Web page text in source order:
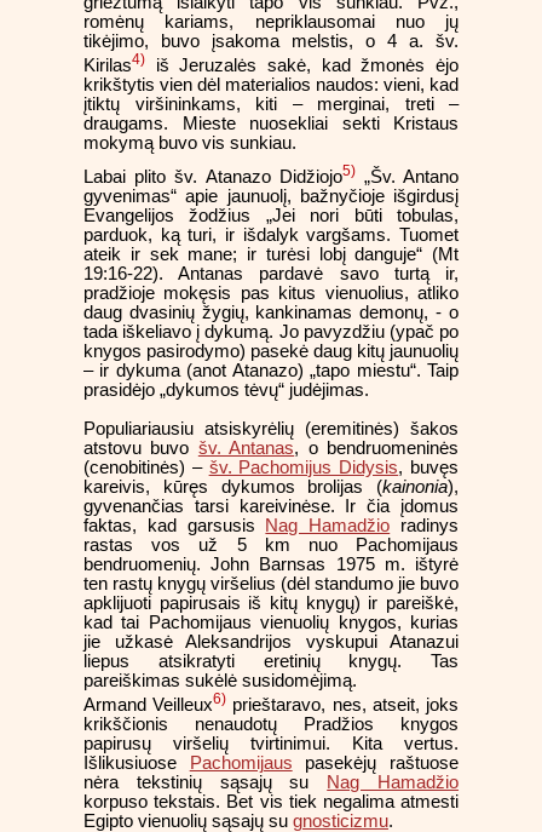
romėnų kariams, nepriklausomai nuo jų
tikėjimo, buvo įsakoma melstis, o 4 a. šv.
Kirilas4) iš Jeruzalės sakė, kad žmonės ėjo
krikštytis vien dėl materialios naudos: vieni, kad
įtiktų viršininkams, kiti – merginai, treti –
draugams. Mieste nuosekliai sekti Kristaus
mokymą buvo vis sunkiau.
Labai plito šv. Atanazo Didžiojo5)„Šv. Antano
gyvenimas“ apie jaunuolį, bažnyčioje išgirdusį
Evangelijos žodžius „Jei nori būti tobulas,
parduok, ką turi, ir išdalyk vargšams. Tuomet
ateik ir sek mane; ir turėsi lobį danguje“ (Mt
19:16-22). Antanas pardavė savo turtą ir,
pradžioje mokęsis pas kitus vienuolius, atliko
daug dvasinių žygių, kankinamas demonų, - o
tada iškeliavo į dykumą. Jo pavyzdžiu (ypač po
knygos pasirodymo) pasekė daug kitų jaunuolių
– ir dykuma (anot Atanazo) „tapo miestu“. Taip
prasidėjo „dykumos tėvų“ judėjimas.
Populiariausiu atsiskyrėlių (eremitinės) šakos
atstovu buvo šv. Antanas, o bendruomeninės
(cenobitinės) – šv. Pachomijus Didysis, buvęs
kareivis, kūręs dykumos brolijas (kainonia),
gyvenančias tarsi kareivinėse. Ir čia įdomus
faktas, kad garsusis Nag Hamadžio radinys
rastas vos už 5 km nuo Pachomijaus
bendruomenių. John Barnsas 1975 m. ištyrė
ten rastų knygų viršelius (dėl standumo jie buvo
apklijuoti papirusais iš kitų knygų) ir pareiškė,
kad tai Pachomijaus vienuolių knygos, kurias
jie užkasė Aleksandrijos vyskupui Atanazui
liepus atsikratyti eretinių knygų. Tas
pareiškimas sukėlė susidomėjimą.
Armand Veilleux6) prieštaravo, nes, atseit, joks
krikščionis nenaudotų Pradžios knygos
papirusų viršelių tvirtinimui. Kita vertus.
Išlikusiuose
Pachomijaus pasekėjų raštuose
nėra tekstinių sąsajų su
Nag Hamadžio
korpuso tekstais. Bet vis tiek negalima atmesti
Egipto vienuolių sąsajų su gnosticizmu.